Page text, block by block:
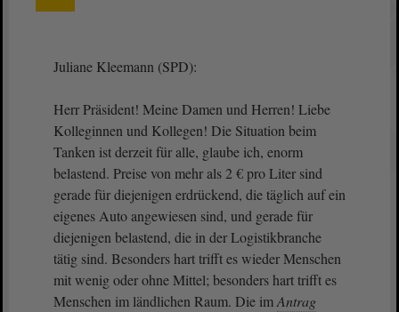
Juliane Kleemann (SPD):
Herr Präsident! Meine Damen und Herren! Liebe
Kolleginnen und Kollegen! Die Situation beim
Tanken ist derzeit für alle, glaube ich, enorm
belastend. Preise von mehr als 2 € pro Liter sind
gerade für diejenigen erdrückend, die täglich auf ein
eigenes Auto angewiesen sind, und gerade für
diejenigen belastend, die in der Logistikbranche
tätig sind. Besonders hart trifft es wieder Menschen
mit wenig oder ohne Mittel; besonders hart trifft es
Menschen im ländlichen Raum. Die imAntrag